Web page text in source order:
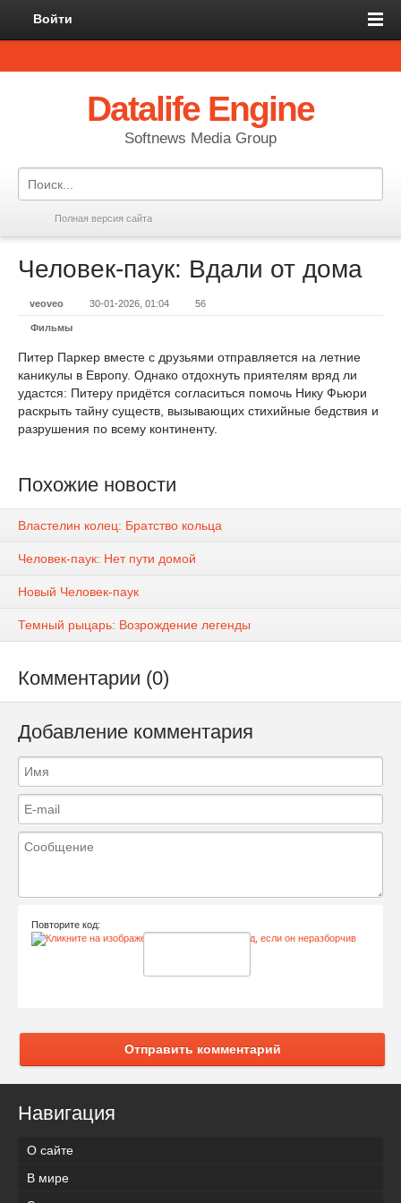
Войти
Datalife Engine
Softnews Media Group
Полная версия сайта
Человек-паук: Вдали от дома
veoveo 30-01-2026, 01:04 56
Фильмы
Питер Паркер вместе с друзьями отправляется на летние
каникулы в Европу. Однако отдохнуть приятелям вряд ли
удастся: Питеру придётся согласиться помочь Нику Фьюри
раскрыть тайну существ, вызывающих стихийные бедствия и
разрушения по всему континенту.
Похожие новости
Властелин колец: Братство кольца
Человек-паук: Нет пути домой
Новый Человек-паук
Темный рыцарь: Возрождение легенды
Комментарии (0)
Добавление комментария
Повторите код:
Отправить комментарий
Навигация
О сайте
В мире